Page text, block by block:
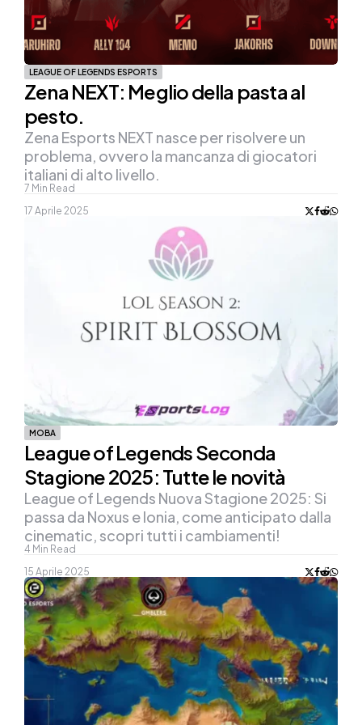
LEAGUE OF LEGENDS ESPORTS
Zena NEXT: Meglio della pasta al
pesto.
7 Min Read
Zena Esports NEXT nasce per risolvere un
problema, ovvero la mancanza di giocatori
italiani di alto livello.
17 Aprile 2025
MOBA
League of Legends Seconda
Stagione 2025: Tutte le novità
4 Min Read
League of Legends Nuova Stagione 2025: Si
passa da Noxus e Ionia, come anticipato dalla
cinematic, scopri tutti i cambiamenti!
15 Aprile 2025